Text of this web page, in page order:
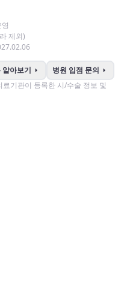
제외)
알아보기 arrow_right 병원 입점 문의 arrow_right
기관이 등록한 시/수술 정보 및